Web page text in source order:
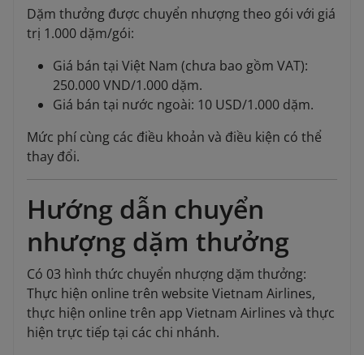
Dặm thưởng được chuyển nhượng theo gói với giá
trị 1.000 dặm/gói:
Giá bán tại Việt Nam (chưa bao gồm VAT):
250.000 VND/1.000 dặm.
Giá bán tại nước ngoài: 10 USD/1.000 dặm.
Mức phí cùng các điều khoản và điều kiện có thể
thay đổi.
Hướng dẫn chuyển
nhượng dặm thưởng
Có 03 hình thức chuyển nhượng dặm thưởng:
Thực hiện online trên website Vietnam Airlines,
thực hiện online trên app Vietnam Airlines và thực
hiện trực tiếp tại các chi nhánh.